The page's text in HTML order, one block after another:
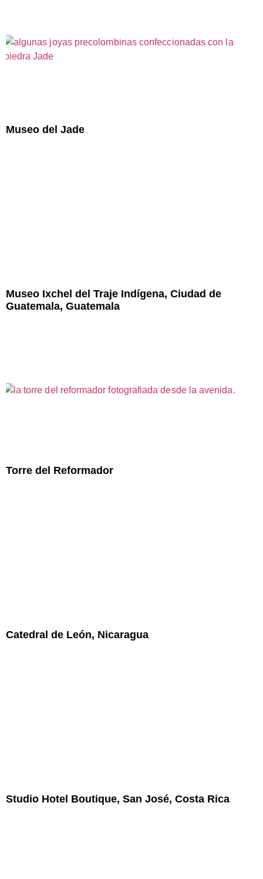
Museo del Jade
Museo Ixchel del Traje Indígena, Ciudad de
Guatemala, Guatemala
Torre del Reformador
Catedral de León, Nicaragua
Studio Hotel Boutique, San José, Costa Rica